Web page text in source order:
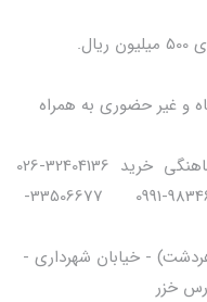
و غیر حضوری به همراه
تلفن های فروشگاه جهت تماس برای هماهنگی خرید 32404136-026
34414239-026 7837293-0901 9834676-0991 33506677-
- خیابان شهرداری -
خزر